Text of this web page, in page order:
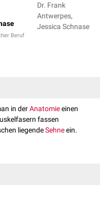
Beruf
Dr. Frank
Antwerpes,
Jessica Schnase
in derAnatomieeinen
fassen
liegendeSehneein.